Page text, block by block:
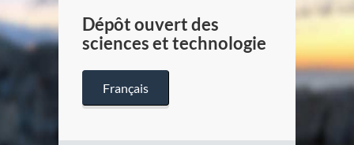
Dépôt ouvert des
sciences et technologie
Français